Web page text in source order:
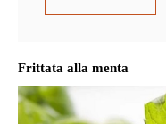
Frittata alla menta